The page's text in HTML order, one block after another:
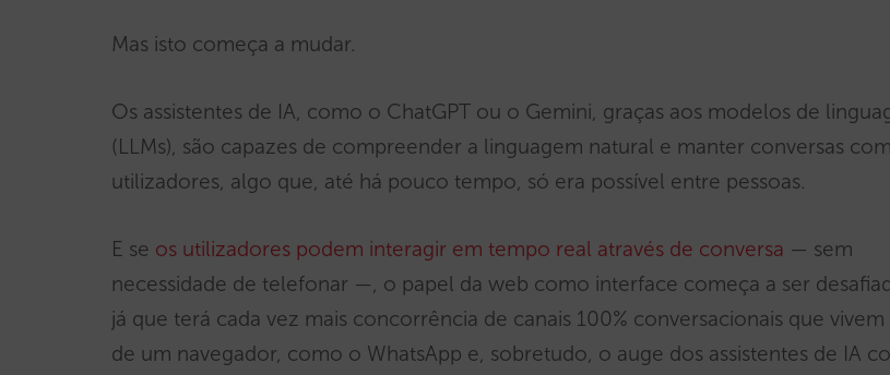
Mas isto começa a mudar.
Os assistentes de IA, como o ChatGPT ou o Gemini, graças aos modelos de
(LLMs), são capazes de compreender a linguagem natural e manter conversas com
utilizadores, algo que, até há pouco tempo, só era possível entre pessoas.
E se os utilizadores podem interagir em tempo real através de conversa — sem
necessidade de telefonar —, o papel da web como interface começa a ser
já que terá cada vez mais concorrência de canais 100% conversacionais que vivem
de um navegador, como o WhatsApp e, sobretudo, o auge dos assistentes de IA